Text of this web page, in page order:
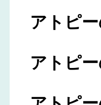
アトピ
アトピ